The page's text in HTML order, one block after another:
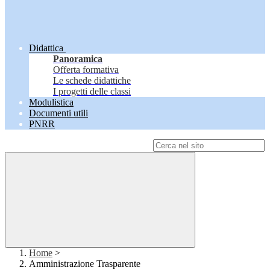
Didattica
Panoramica
Offerta formativa
Le schede didattiche
I progetti delle classi
Modulistica
Documenti utili
PNRR
Home >
Amministrazione Trasparente